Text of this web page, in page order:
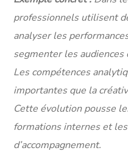
professionnels utilisent
analyser les
segmenter les
Les compétences
importantes que la
Cette évolution pousse
formations internes et
d’accompagnement.